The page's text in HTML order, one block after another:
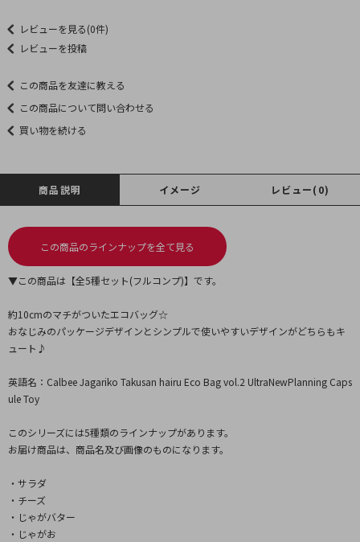
レビューを見る(0件)
レビューを投稿
この商品を友達に教える
この商品について問い合わせる
買い物を続ける
商品説明 イメージ レビュー(0)
この商品のラインナップを全て見る
▼この商品は【全5種セット(フルコンプ)】です。
約10cmのマチがついたエコバッグ☆
おなじみのパッケージデザインとシンプルで使いやすいデザインがどちらもキ
ュート♪
英語名：Calbee Jagariko Takusan hairu Eco Bag vol.2 UltraNewPlanning Caps
ule Toy
このシリーズには5種類のラインナップがあります。
お届け商品は、商品名及び画像のものになります。
・サラダ
・チーズ
・じゃがバター
・じゃがお